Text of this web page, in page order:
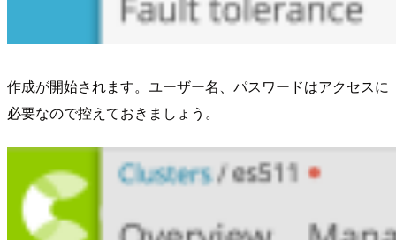
作成が開始されます。ユーザー名、パスワードはアクセスに
必要なので控えておきましょう。